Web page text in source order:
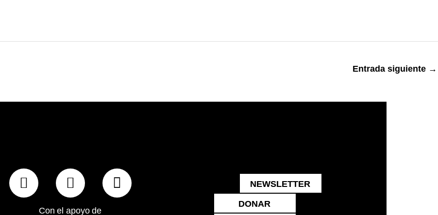
Entrada siguiente →
F
a
I
n
E
n
Con el apoyo de
NEWSLETTER
DONAR